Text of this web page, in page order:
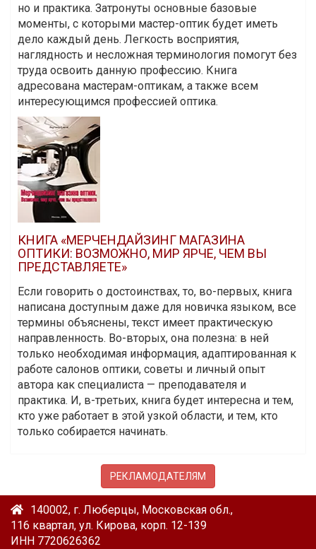
но и практика. Затронуты основные базовые
моменты, с которыми мастер-оптик будет иметь
дело каждый день. Легкость восприятия,
наглядность и несложная терминология помогут без
труда освоить данную профессию. Книга
адресована мастерам-оптикам, а также всем
интересующимся профессией оптика.
КНИГА «МЕРЧЕНДАЙЗИНГ МАГАЗИНА
ОПТИКИ: ВОЗМОЖНО, МИР ЯРЧЕ, ЧЕМ ВЫ
ПРЕДСТАВЛЯЕТЕ»
Если говорить о достоинствах, то, во-первых, книга
написана доступным даже для новичка языком, все
термины объяснены, текст имеет практическую
направленность. Во-вторых, она полезна: в ней
только необходимая информация, адаптированная к
работе салонов оптики, советы и личный опыт
автора как специалиста — преподавателя и
практика. И, в-третьих, книга будет интересна и тем,
кто уже работает в этой узкой области, и тем, кто
только собирается начинать.
РЕКЛАМОДАТЕЛЯМ
140002, г. Люберцы, Московская обл.,
116 квартал, ул. Кирова, корп. 12-139
ИНН 7720626362